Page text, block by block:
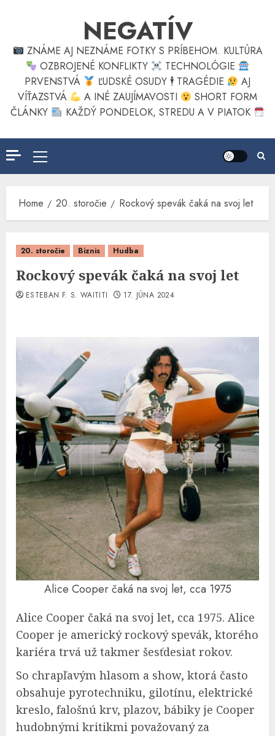
NEGATÍV
ZNÁME AJ NEZNÁME FOTKY S PRÍBEHOM. KULTÚRA
OZBROJENÉ KONFLIKTY
TECHNOLÓGIE
PRVENSTVÁ
ĽUDSKÉ OSUDY 🕴TRAGÉDIE
AJ
VÍŤAZSTVÁ
A INÉ ZAUJÍMAVOSTI
SHORT FORM
ČLÁNKY
KAŽDÝ PONDELOK, STREDU A V PIATOK
Primary
Menu
Home 20. storočie Rockový spevák čaká na svoj let
20. storočie Biznis Hudba
Rockový spevák čaká na svoj let
ESTEBAN F. S. WAITITI 17. JÚNA 2024
Alice Cooper čaká na svoj let, cca 1975
Alice Cooper čaká na svoj let, cca 1975. Alice
Cooper je americký rockový spevák, ktorého
kariéra trvá už takmer šesťdesiat rokov.
So chrapľavým hlasom a show, ktorá často
obsahuje pyrotechniku, gilotínu, elektrické
kreslo, falošnú krv, plazov, bábiky je Cooper
hudobnými kritikmi považovaný za